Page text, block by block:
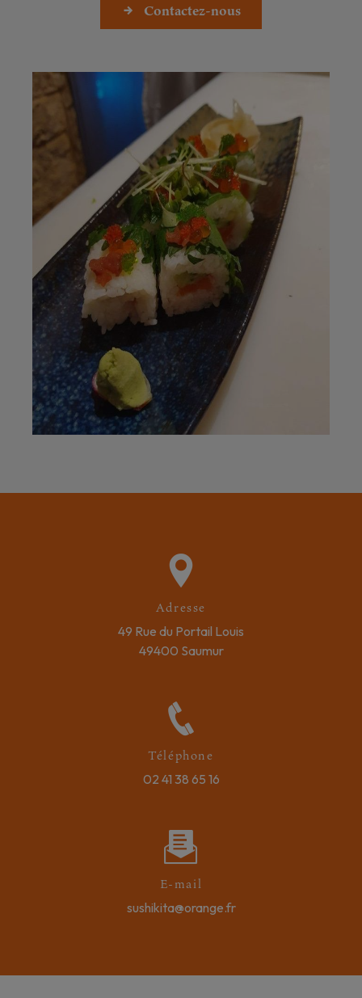
Contactez-nous
Adresse
49 Rue du Portail Louis
49400 Saumur
Téléphone
02 41 38 65 16
E-mail
sushikita@orange.fr